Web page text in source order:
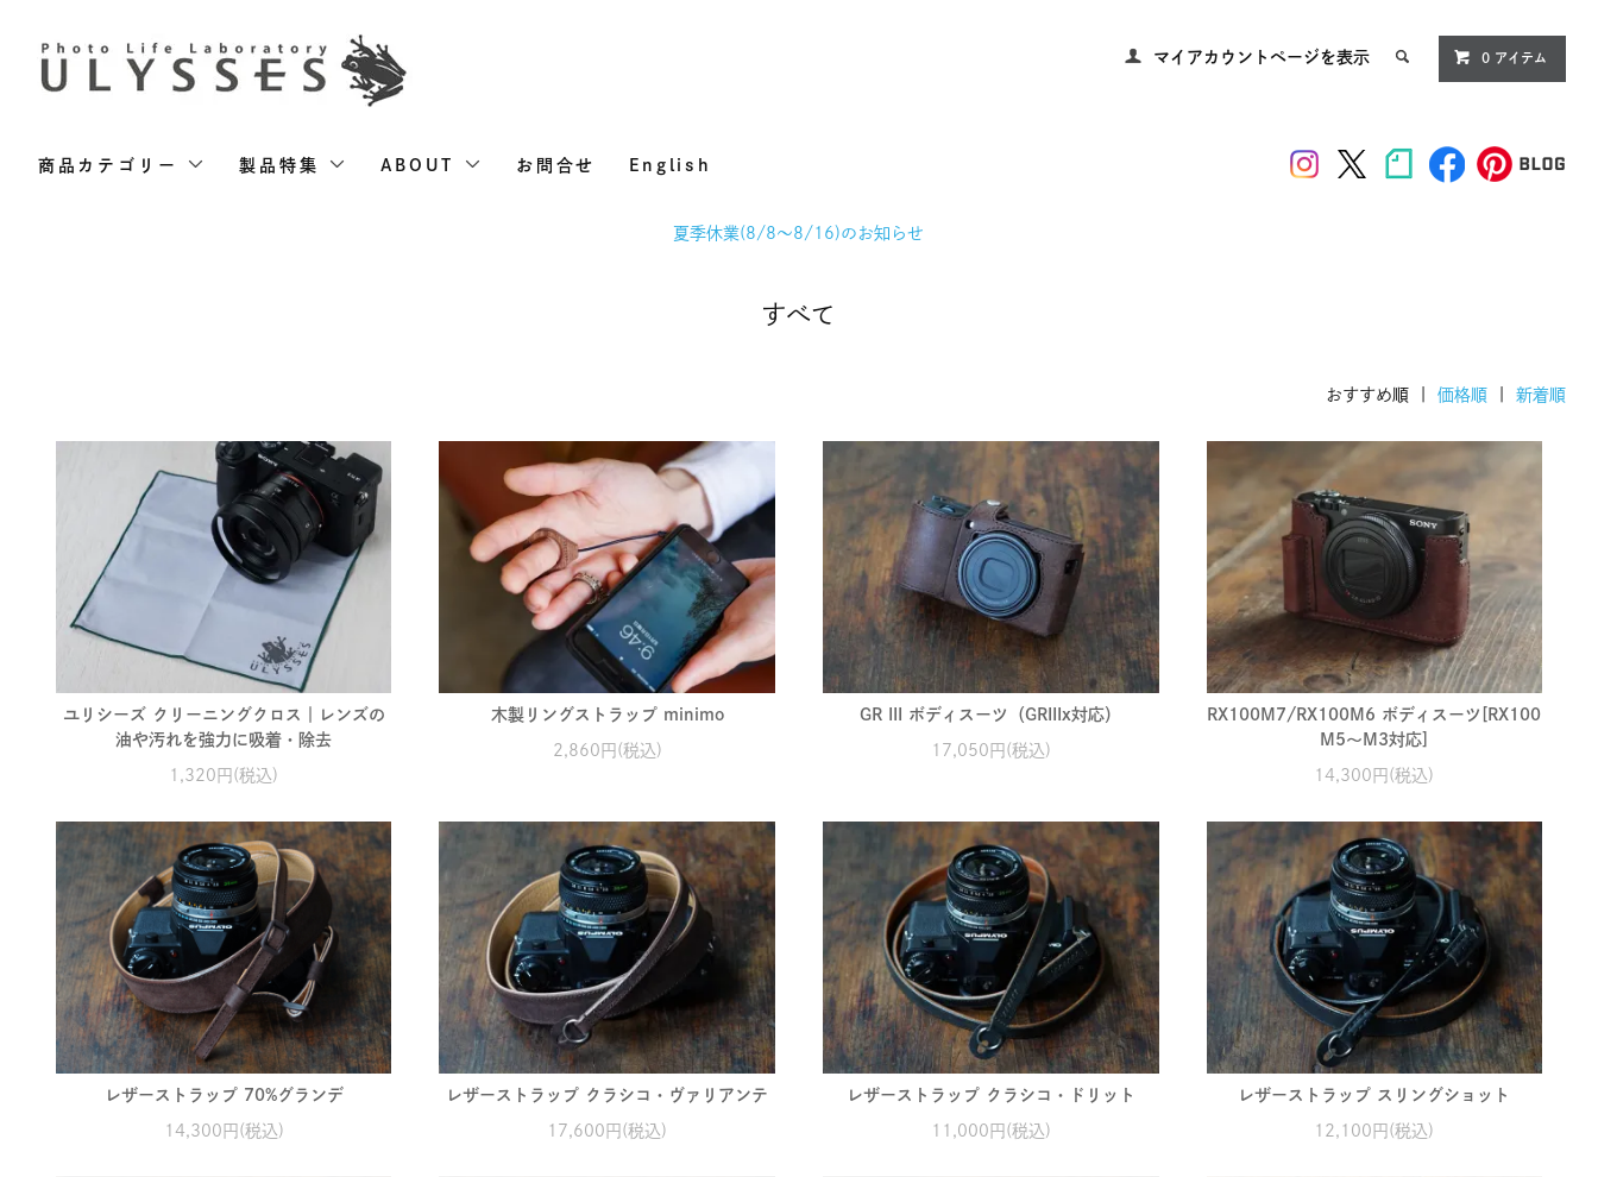
マイアカウントページを表示 0 アイテム
商品カテゴリー 製品特集 ABOUT お問合せ English
夏季休業(8/8～8/16)のお知らせ
すべて
おすすめ順 |価格順 |新着順
ユリシーズ クリーニングクロス｜レンズの
油や汚れを強力に吸着・除去
1,320円(税込)
木製リングストラップ minimo
2,860円(税込)
GR III ボディスーツ（GRIIIx対応）
17,050円(税込)
RX100M7/RX100M6 ボディスーツ[RX100
M5～M3対応]
14,300円(税込)
レザーストラップ 70%グランデ
14,300円(税込)
レザーストラップ クラシコ・ヴァリアンテ
17,600円(税込)
レザーストラップ クラシコ・ドリット
11,000円(税込)
レザーストラップ スリングショット
12,100円(税込)